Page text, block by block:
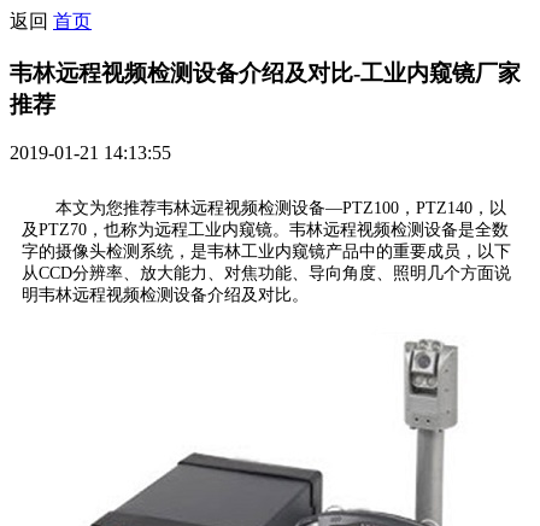
返回 首页
韦林远程视频检测设备介绍及对比-工业内窥镜厂家
推荐
2019-01-21 14:13:55
本文为您推荐韦林远程视频检测设备—PTZ100，PTZ140，以
及PTZ70，也称为远程工业内窥镜。韦林远程视频检测设备是全数
字的摄像头检测系统，是韦林工业内窥镜产品中的重要成员，以下
从CCD分辨率、放大能力、对焦功能、导向角度、照明几个方面说
明韦林远程视频检测设备介绍及对比。